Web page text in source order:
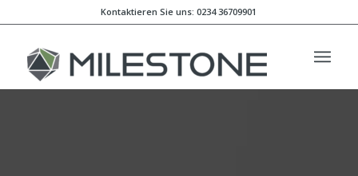
Kontaktieren Sie uns: 0234 36709901